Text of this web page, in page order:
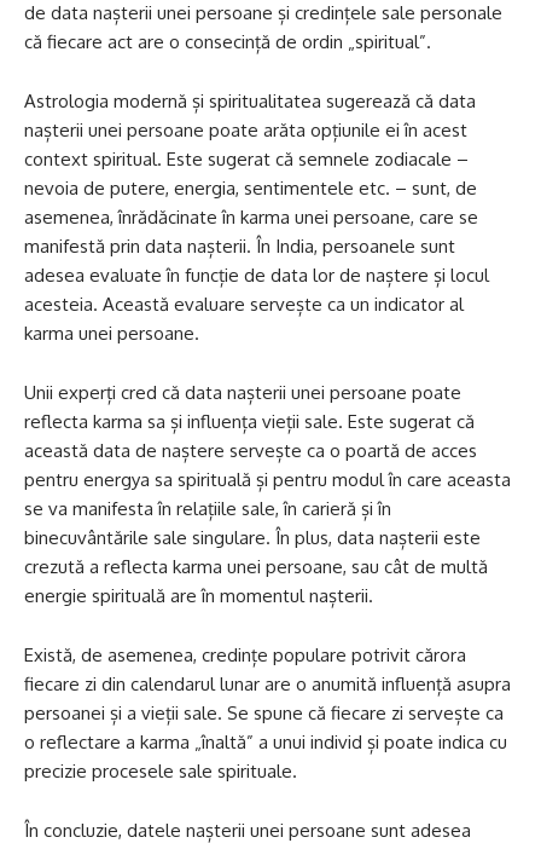
de data nașterii unei persoane și credințele sale personale
că fiecare act are o consecință de ordin „spiritual”.
Astrologia modernă și spiritualitatea sugerează că data
nașterii unei persoane poate arăta opțiunile ei în acest
context spiritual. Este sugerat că semnele zodiacale –
nevoia de putere, energia, sentimentele etc. – sunt, de
asemenea, înrădăcinate în karma unei persoane, care se
manifestă prin data nașterii. În India, persoanele sunt
adesea evaluate în funcție de data lor de naștere și locul
acesteia. Această evaluare servește ca un indicator al
karma unei persoane.
Unii experți cred că data nașterii unei persoane poate
reflecta karma sa și influența vieții sale. Este sugerat că
această data de naștere servește ca o poartă de acces
pentru energya sa spirituală și pentru modul în care aceasta
se va manifesta în relațiile sale, în carieră și în
binecuvântările sale singulare. În plus, data nașterii este
crezută a reflecta karma unei persoane, sau cât de multă
energie spirituală are în momentul nașterii.
Există, de asemenea, credințe populare potrivit cărora
fiecare zi din calendarul lunar are o anumită influență asupra
persoanei și a vieții sale. Se spune că fiecare zi servește ca
o reflectare a karma „înaltă” a unui individ și poate indica cu
precizie procesele sale spirituale.
În concluzie, datele nașterii unei persoane sunt adesea